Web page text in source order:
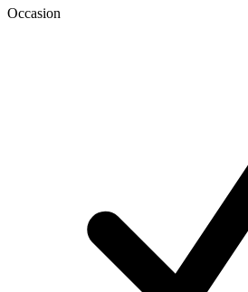
Occasion